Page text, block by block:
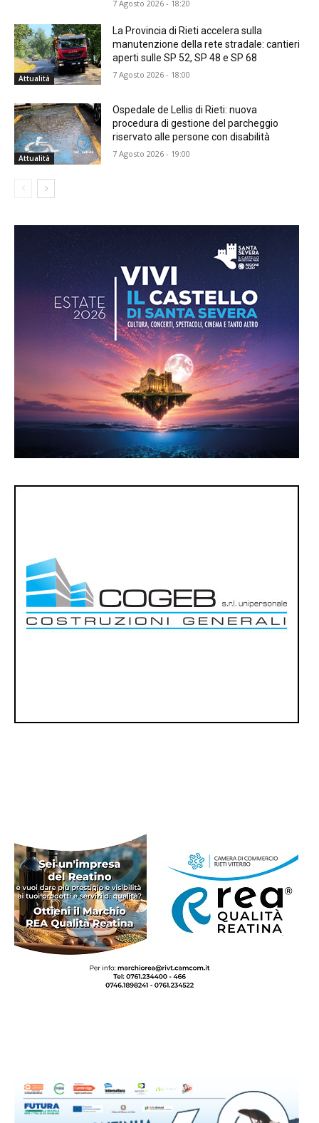
7 Agosto 2026 - 18:20
Attualità
La Provincia di Rieti accelera sulla
manutenzione della rete stradale: cantieri
aperti sulle SP 52, SP 48 e SP 68
7 Agosto 2026 - 18:00
Attualità
Ospedale de Lellis di Rieti: nuova
procedura di gestione del parcheggio
riservato alle persone con disabilità
7 Agosto 2026 - 19:00